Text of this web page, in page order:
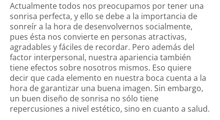
Actualmente todos nos preocupamos por tener una
sonrisa perfecta, y ello se debe a la importancia de
sonreír a la hora de desenvolvernos socialmente,
pues ésta nos convierte en personas atractivas,
agradables y fáciles de recordar. Pero además del
factor interpersonal, nuestra apariencia también
tiene efectos sobre nosotros mismos. Eso quiere
decir que cada elemento en nuestra boca cuenta a la
hora de garantizar una buena imagen. Sin embargo,
un buen diseño de sonrisa no sólo tiene
repercusiones a nivel estético, sino en cuanto a salud.